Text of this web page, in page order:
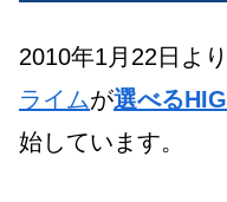
2010年1月22日より
ライムが選べる
始しています。